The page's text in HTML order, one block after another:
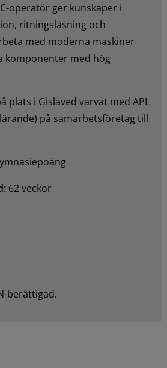
operatör ger kunskaper i
ritningsläsning och
med moderna maskiner
komponenter med hög
plats i Gislaved varvat med APL
på samarbetsföretag till
62 veckor
berättigad.